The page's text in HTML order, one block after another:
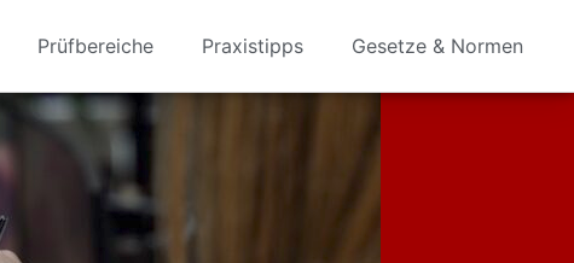
Prüfbereiche Praxistipps Gesetze & Normen